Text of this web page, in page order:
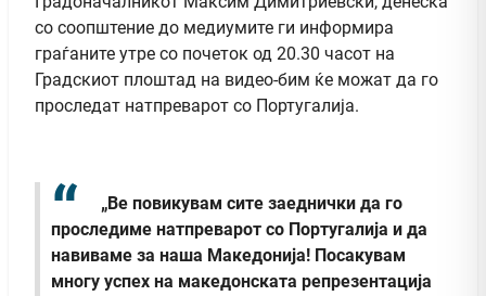
со соопштение до медиумите ги информира
граѓаните утре со почеток од 20.30 часот на
Градскиот плоштад на видео-бим ќе можат да го
проследат натпреварот со Португалија.
„Ве повикувам сите заеднички да го
проследиме натпреварот со Португалија и да
навиваме за наша Македонија! Посакувам
многу успех на македонската репрезентација